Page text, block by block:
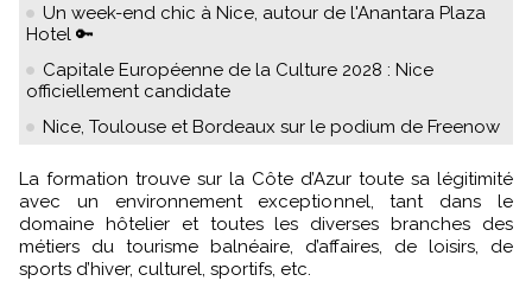
Un week-end chic à Nice, autour de l'Anantara Plaza
Hotel 🔑
Capitale Européenne de la Culture 2028 : Nice
officiellement candidate
Nice, Toulouse et Bordeaux sur le podium de Freenow
La formation trouve sur la Côte d’Azur toute sa légitimité
avec un environnement exceptionnel, tant dans le
domaine hôtelier et toutes les diverses branches des
métiers du tourisme balnéaire, d’affaires, de loisirs, de
sports d’hiver, culturel, sportifs, etc.